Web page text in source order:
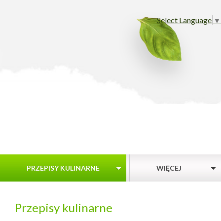
Select Language ▼
PRZEPISY KULINARNE WIĘCEJ
Przepisy kulinarne